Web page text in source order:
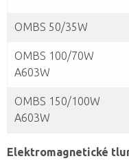
OMBS 50/35W
OMBS 100/70W
A603W
OMBS 150/100W
A603W
Elektromagnetické